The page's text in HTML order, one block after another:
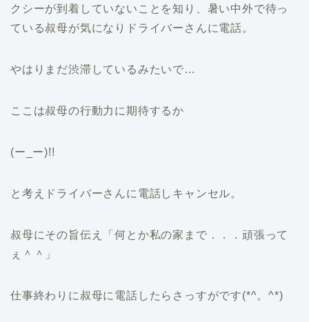
クシーが到着していないことを知り、暑い中外で待っ
ている叔母が気になりドライバーさんに電話。
やはりまだ渋滞しているみたいで…
ここは叔母の行動力に期待するか
(ー_ー)!!
と考えドライバーさんに電話しキャンセル。
叔母にその旨伝え「何とか私の家まで．．．頑張って
ぇ＾＾」
仕事終わりに叔母に電話したらさっすがです(*^。^*)